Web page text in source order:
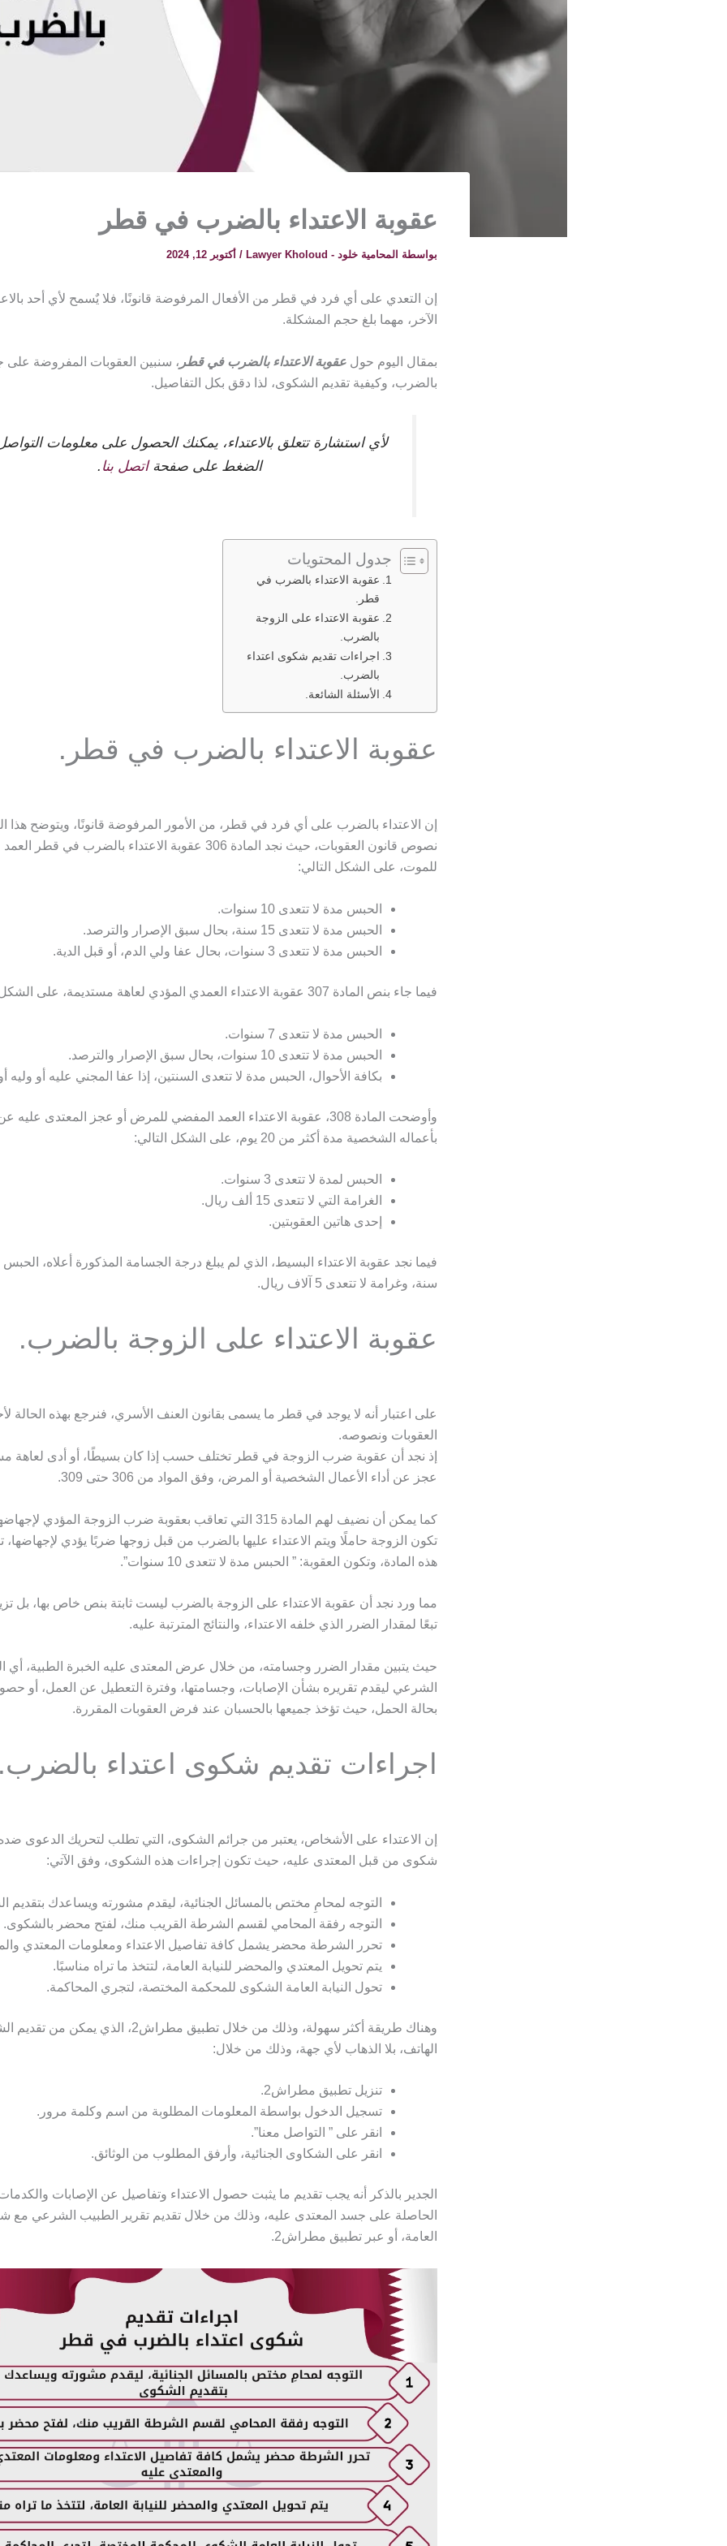
عقوبة الاعتداء بالضرب في قطر
بواسطة المحامية خلود - Lawyer Kholoud / أكتوبر 12, 2024
إن التعدي على أي فرد في قطر من الأفعال المرفوضة قانونًا، فلا يٌسمح لأي أحد
الآخر، مهما بلغ حجم المشكلة.
بمقال اليوم حول عقوبة الاعتداء بالضرب في قطر ، سنبين العقوبات المفروضة على
بالضرب، وكيفية تقديم الشكوى، لذا دقق بكل التفاصيل.
لأي استشارة تتعلق بالاعتداء، يمكنك الحصول على معلومات
الضغط على صفحةاتصل بنا .
جدول المحتويات
عقوبة الاعتداء بالضرب في
قطر.
عقوبة الاعتداء على الزوجة
بالضرب.
اجراءات تقديم شكوى اعتداء
بالضرب.
الأسئلة الشائعة.
عقوبة الاعتداء بالضرب في قطر.
إن الاعتداء بالضرب على أي فرد في قطر، من الأمور المرفوضة قانونًا، ويتوضح
نصوص قانون العقوبات، حيث نجد المادة 306 عقوبة الاعتداء بالضرب في
للموت، على الشكل التالي:
الحبس مدة لا تتعدى 10 سنوات.
الحبس مدة لا تتعدى 15 سنة، بحال سبق الإصرار والترصد.
الحبس مدة لا تتعدى 3 سنوات، بحال عفا ولي الدم، أو قبل الدية.
فيما جاء بنص المادة 307 عقوبة الاعتداء العمدي المؤدي لعاهة مستديمة، على الشكل التالي:
الحبس مدة لا تتعدى 7 سنوات.
الحبس مدة لا تتعدى 10 سنوات، بحال سبق الإصرار والترصد.
بكافة الأحوال، الحبس مدة لا تتعدى السنتين، إذا عفا المجني عليه أو وليه
وأوضحت المادة 308، عقوبة الاعتداء العمد المفضي للمرض أو عجز المعتدى عليه
بأعماله الشخصية مدة أكثر من 20 يوم، على الشكل التالي:
الحبس لمدة لا تتعدى 3 سنوات.
الغرامة التي لا تتعدى 15 ألف ريال.
إحدى هاتين العقوبتين.
فيما نجد عقوبة الاعتداء البسيط، الذي لم يبلغ درجة الجسامة المذكورة أعلاه،
سنة، وغرامة لا تتعدى 5 آلاف ريال.
عقوبة الاعتداء على الزوجة بالضرب.
على اعتبار أنه لا يوجد في قطر ما يسمى بقانون العنف الأسري، فنرجع بهذه الحالة
العقوبات ونصوصه.
إذ نجد أن عقوبة ضرب الزوجة في قطر تختلف حسب إذا كان بسيطًا، أو أدى لعاهة
عجز عن أداء الأعمال الشخصية أو المرض، وفق المواد من 306 حتى 309.
كما يمكن أن نضيف لهم المادة 315 التي تعاقب بعقوبة ضرب الزوجة المؤدي
تكون الزوجة حاملًا ويتم الاعتداء عليها بالضرب من قبل زوجها ضربًا يؤدي
هذه المادة، وتكون العقوبة: ” الحبس مدة لا تتعدى 10 سنوات”.
مما ورد نجد أن عقوبة الاعتداء على الزوجة بالضرب ليست ثابتة بنص خاص بها، بل
تبعًا لمقدار الضرر الذي خلفه الاعتداء، والنتائج المترتبة عليه.
حيث يتبين مقدار الضرر وجسامته، من خلال عرض المعتدى عليه الخبرة الطبية، أي
الشرعي ليقدم تقريره بشأن الإصابات، وجسامتها، وفترة التعطيل عن العمل، أو
بحالة الحمل، حيث تؤخذ جميعها بالحسبان عند فرض العقوبات المقررة.
اجراءات تقديم شكوى اعتداء
إن الاعتداء على الأشخاص، يعتبر من جرائم الشكوى، التي تطلب لتحريك الدعوى
شكوى من قبل المعتدى عليه، حيث تكون إجراءات هذه الشكوى، وفق الآتي:
التوجه لمحامِ مختص بالمسائل الجنائية، ليقدم مشورته ويساعدك بتقديم
التوجه رفقة المحامي لقسم الشرطة القريب منك، لفتح محضر بالشكوى.
تحرر الشرطة محضر يشمل كافة تفاصيل الاعتداء ومعلومات المعتدي
يتم تحويل المعتدي والمحضر للنيابة العامة، لتتخذ ما تراه مناسبًا.
تحول النيابة العامة الشكوى للمحكمة المختصة، لتجري المحاكمة.
وهناك طريقة أكثر سهولة، وذلك من خلال تطبيق مطراش2، الذي
الهاتف، بلا الذهاب لأي جهة، وذلك من خلال:
تنزيل تطبيق مطراش2.
تسجيل الدخول بواسطة المعلومات المطلوبة من اسم وكلمة مرور.
انقر على ” التواصل معنا”.
انقر على الشكاوى الجنائية، وأرفق المطلوب من الوثائق.
الجدير بالذكر أنه يجب تقديم ما يثبت حصول الاعتداء وتفاصيل عن الإصابات
الحاصلة على جسد المعتدى عليه، وذلك من خلال تقديم تقرير الطبيب الشرعي مع
العامة، أو عبر تطبيق مطراش2.